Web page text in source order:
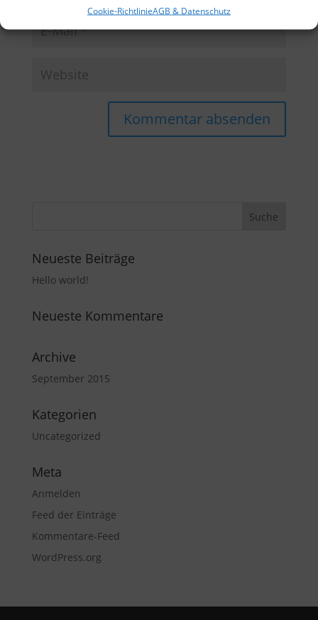
Cookie-RichtlinieAGB & Datenschutz
Neueste Beiträge
Hello world!
Neueste Kommentare
Archive
September 2015
Kategorien
Uncategorized
Meta
Anmelden
Feed der Einträge
Kommentare-Feed
WordPress.org